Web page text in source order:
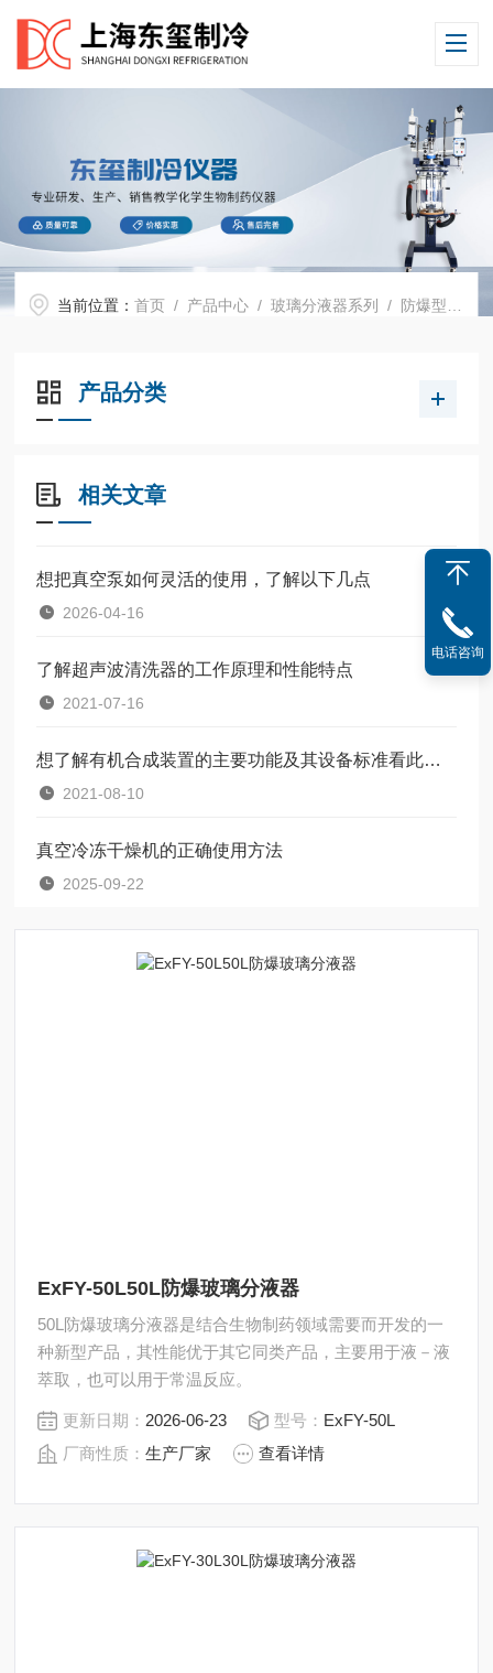
当前位置：首页 / 产品中心 /玻璃分液器系列 / 防爆型玻璃分液器
产品分类
相关文章
想把真空泵如何灵活的使用，了解以下几点
2026-04-16
了解超声波清洗器的工作原理和性能特点
2021-07-16
想了解有机合成装置的主要功能及其设备标准看此文就行
2021-08-10
真空冷冻干燥机的正确使用方法
2025-09-22
ExFY-50L50L防爆玻璃分液器
50L防爆玻璃分液器是结合生物制药领域需要而开发的一
种新型产品，其性能优于其它同类产品，主要用于液－液
萃取，也可以用于常温反应。
更新日期： 2026-06-23 型号： ExFY-50L
厂商性质：生产厂家 查看详情
电话咨询